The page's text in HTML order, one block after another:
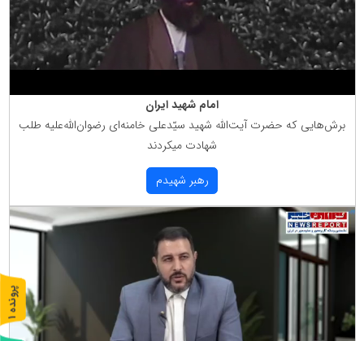
امام شهید ایران
برش‌هایی كه حضرت آیت‌الله شهید سیّدعلی خامنه‌ای رضوان‌الله‌علیه طلب
شهادت میكردند
رهبر شهیدم
پ
ر
و
ن
د
ه
1